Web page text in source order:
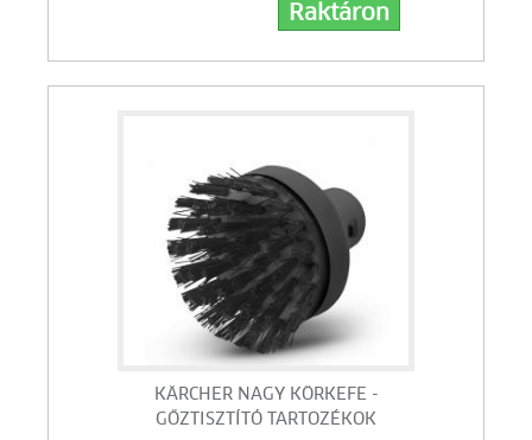
Raktáron
KÄRCHER NAGY KÖRKEFE -
GŐZTISZTÍTÓ TARTOZÉKOK